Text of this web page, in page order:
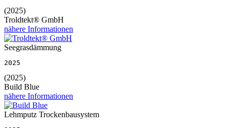
(2025)
Troldtekt® GmbH
nähere Informationen
Seegrasdämmung
2025
(2025)
Build Blue
nähere Informationen
Lehmputz Trockenbausystem